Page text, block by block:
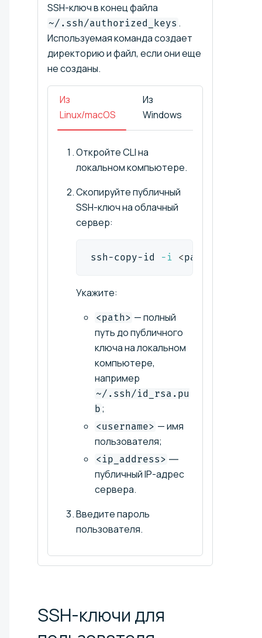
SSH-ключ в конец файла
~/.ssh/authorized_keys .
Используемая команда создает
директорию и файл, если они еще
не созданы.
Из
Linux/macOS
Из
Windows
Откройте CLI на
локальном компьютере.
Скопируйте публичный
SSH-ключ на облачный
сервер:
ssh-copy-id -i <path
Укажите:
<path> — полный
путь до публичного
ключа на локальном
компьютере,
например
~/.ssh/id_rsa.pu
b ;
<username> — имя
пользователя;
<ip_address> ―
публичный IP-адрес
сервера.
Введите пароль
пользователя.
SSH-ключи для